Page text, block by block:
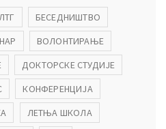
БЕСЕДНИШТВО
ВОЛОНТИРАЊЕ
ДОКТОРСКЕ СТУДИЈЕ
КОНФЕРЕНЦИЈА
ЛЕТЊА ШКОЛА